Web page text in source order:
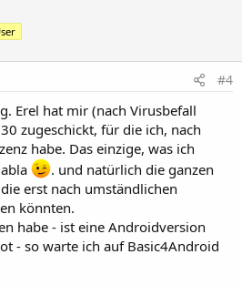
#4
Erel hat mir (nach Virusbefall
zugeschickt, für die ich, nach
habe. Das einzige, was ich
. und natürlich die ganzen
erst nach umständlichen
könnten.
habe - ist eine Androidversion
- so warte ich auf Basic4Android